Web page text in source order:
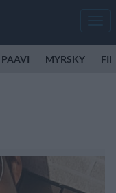
PAAVI MYRSKY